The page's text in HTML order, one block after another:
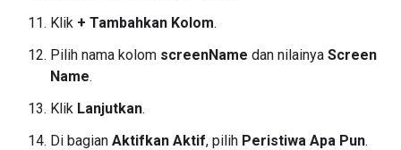
Klik + Tambahkan Kolom.
Pilih nama kolom screenName dan nilainya Screen
Name.
Klik Lanjutkan.
Di bagian Aktifkan Aktif, pilih Peristiwa Apa Pun.